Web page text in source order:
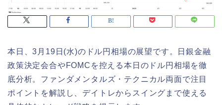
本日、3月19日(水)のドル円相場の展望です。日銀金融
政策決定会合やFOMCを控える本日のドル円相場を徹
底分析。ファンダメンタルズ・テクニカル両面で注目
ポイントを解説し、デイトレからスイングまで使える